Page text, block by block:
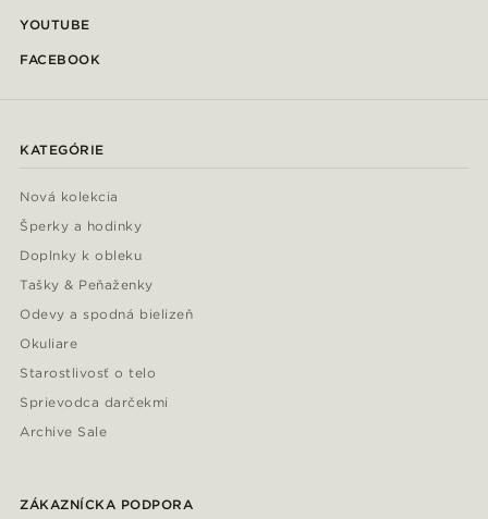
YOUTUBE
FACEBOOK
KATEGÓRIE
Nová kolekcia
Šperky a hodinky
Doplnky k obleku
Tašky & Peňaženky
Odevy a spodná bielizeň
Okuliare
Starostlivosť o telo
Sprievodca darčekmi
Archive Sale
ZÁKAZNÍCKA PODPORA